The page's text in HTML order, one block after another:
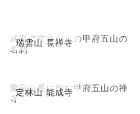
瑞雲山 長禅寺
武田信玄ゆかりの甲府五山の
名刹
定林山 能成寺
愛宕山麓に佇む甲府五山の禅
寺